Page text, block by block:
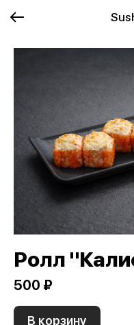
Ролл
500 ₽
В корзину